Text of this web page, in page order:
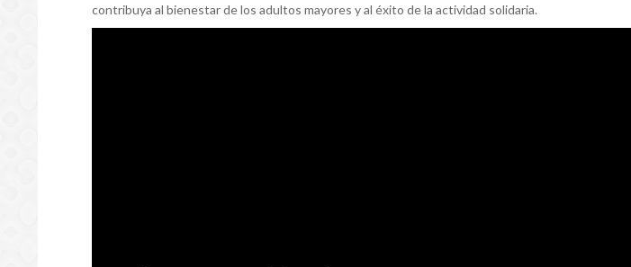
contribuya al bienestar de los adultos mayores y al éxito de la actividad solidaria.